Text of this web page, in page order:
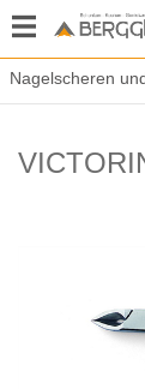
Nagelscheren